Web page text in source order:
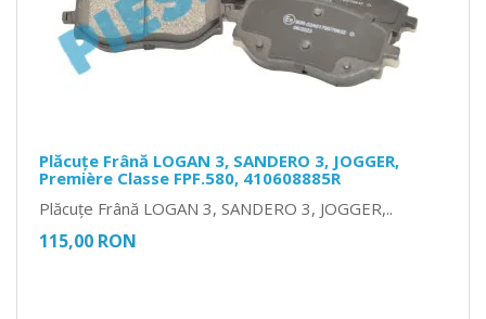
Plăcuțe Frână LOGAN 3, SANDERO 3, JOGGER,
Première Classe FPF.580, 410608885R
Plăcuțe Frână LOGAN 3, SANDERO 3, JOGGER,..
115,00 RON